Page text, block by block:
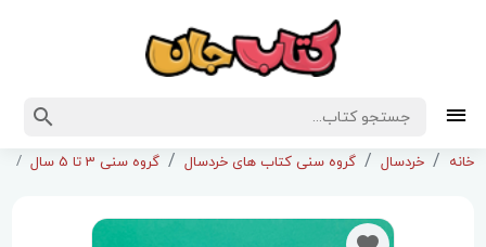
خانه خردسال گروه سنی کتاب های خردسال گروه سنی 3 تا 5 سال